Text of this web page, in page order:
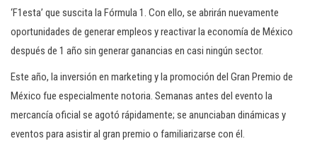
‘F1esta’ que suscita la Fórmula 1. Con ello, se abrirán nuevamente
oportunidades de generar empleos y reactivar la economía de México
después de 1 año sin generar ganancias en casi ningún sector.
Este año, la inversión en marketing y la promoción del Gran Premio de
México fue especialmente notoria. Semanas antes del evento la
mercancía oficial se agotó rápidamente; se anunciaban dinámicas y
eventos para asistir al gran premio o familiarizarse con él.